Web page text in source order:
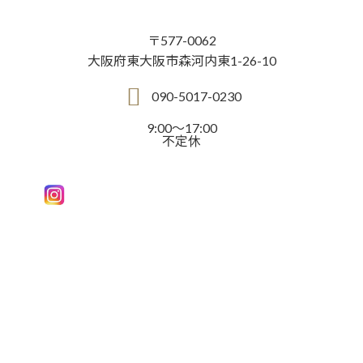
〒577-0062
大阪府東大阪市森河内東1-26-10
090-5017-0230
9:00～17:00
不定休